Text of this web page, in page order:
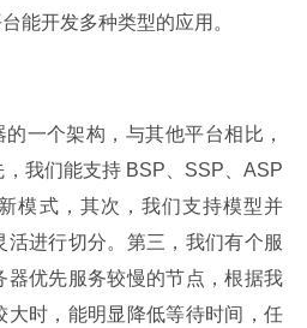
能开发多种类型的应用。
一个架构，与其他平台相比，
，我们能支持 BSP、SSP、ASP
模式，其次，我们支持模型并
进行切分。第三，我们有个服
器优先服务较慢的节点，根据我
大时，能明显降低等待时间，任